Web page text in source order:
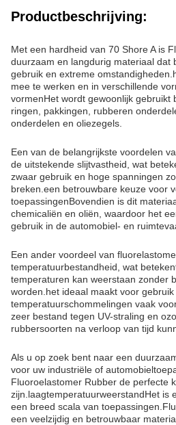
Productbeschrijving:
Met een hardheid van 70 Shore A is
duurzaam en langdurig materiaal dat
gebruik en extreme
mee te werken en in verschillende
vormenHet wordt gewoonlijk gebruikt
ringen, pakkingen, rubberen
onderdelen en oliezegels.
Een van de belangrijkste voordelen
de uitstekende slijtvastheid, wat
zwaar gebruik en hoge spanningen
breken.een betrouwbare keuze voor
toepassingenBovendien is dit
chemicaliën en oliën, waardoor het
gebruik in de automobiel- en
Een ander voordeel van
temperatuurbestandheid, wat
temperaturen kan weerstaan zonder
worden.het ideaal maakt voor
temperatuurschommelingen vaak
zeer bestand tegen UV-straling en
rubbersoorten na verloop van tijd
Als u op zoek bent naar een
voor uw industriële of
Fluoroelastomer Rubber de perfecte
zijn.laagtemperatuurweerstandHet is
een breed scala van
een veelzijdig en betrouwbaar